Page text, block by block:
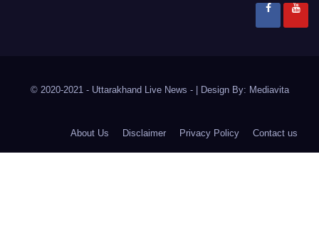
© 2020-2021 - Uttarakhand Live News - Design By: Mediavita
About Us Disclaimer Privacy Policy Contact us